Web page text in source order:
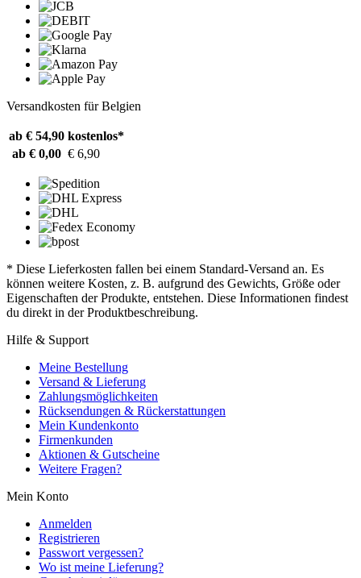
Versandkosten für Belgien
ab € 54,90 kostenlos*
ab € 0,00 € 6,90
* Diese Lieferkosten fallen bei einem Standard-Versand an. Es
können weitere Kosten, z. B. aufgrund des Gewichts, Größe oder
Eigenschaften der Produkte, entstehen. Diese Informationen findest
du direkt in der Produktbeschreibung.
Hilfe & Support
Meine Bestellung
Versand & Lieferung
Zahlungsmöglichkeiten
Rücksendungen & Rückerstattungen
Mein Kundenkonto
Firmenkunden
Aktionen & Gutscheine
Weitere Fragen?
Mein Konto
Anmelden
Registrieren
Passwort vergessen?
Wo ist meine Lieferung?